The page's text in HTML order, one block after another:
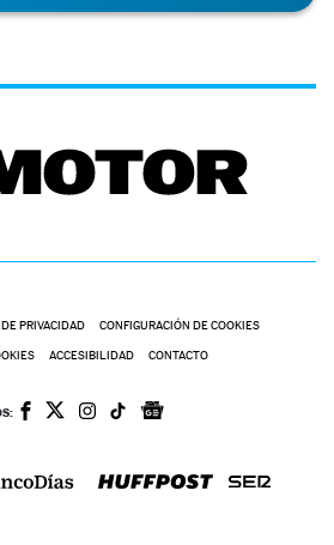
PRIVACIDAD CONFIGURACIÓN DE COOKIES
ACCESIBILIDAD CONTACTO